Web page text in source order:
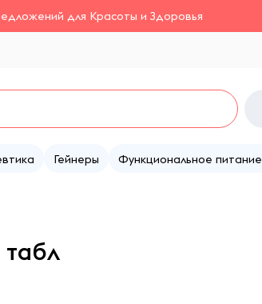
для Красоты и Здоровья
Гейнеры Функциональное питание